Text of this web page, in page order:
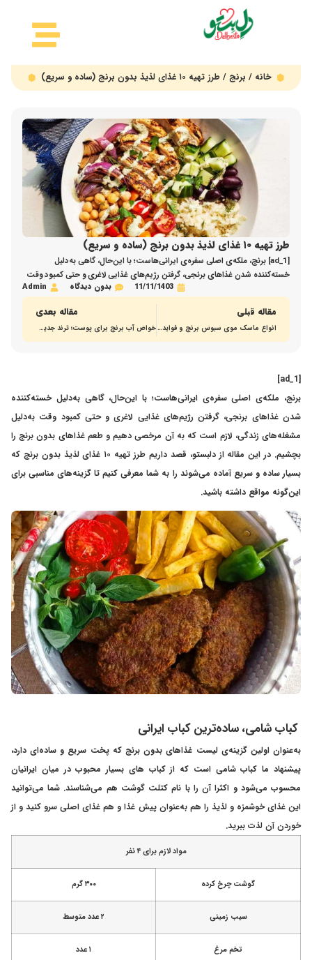
خانه / برنج / طرز تهیه ۱۰ غذای لذیذ بدون برنج (ساده و سریع)
طرز تهیه ۱۰ غذای لذیذ بدون برنج (ساده و سریع)
[ad_1] برنج، ملکه‌ی اصلی سفره‌ی ایرانی‌هاست؛ با این‌حال، گاهی به‌دلیل
خسته‌کننده شدن غذاهای برنجی، گرفتن رژیم‌های غذایی لاغری و حتی کمبود وقت
به‌دلیل مشغله‌های زندگی، لازم است که به آن مرخصی دهیم و طعم غذاهای بدون
برنج که بسیار...
11/11/1403 بدون دیدگاه Admin
مقاله قبلی
انواع ماسک موی سبوس برنج و فواید استفاده از آن‌ها
مقاله بعدی
خواص آب برنج برای پوست؛ ترند جدید برای داشتن پوست درخشان
[ad_1]
برنج، ملکه‌ی اصلی سفره‌ی ایرانی‌هاست؛ با این‌حال، گاهی به‌دلیل خسته‌کننده
شدن غذاهای برنجی، گرفتن رژیم‌های غذایی لاغری و حتی کمبود وقت به‌دلیل
مشغله‌های زندگی، لازم است که به آن مرخصی دهیم و طعم غذاهای بدون برنج را
بچشیم. در این مقاله از دلبستو، قصد داریم طرز تهیه ۱۰ غذای لذیذ بدون برنج که
بسیار ساده و سریع آماده می‌شوند را به شما معرفی کنیم تا گزینه‌های مناسبی برای
این‌گونه مواقع داشته باشید.
کباب شامی، ساده‌ترین کباب ایرانی
به‌عنوان اولین گزینه‌ی لیست غذاهای بدون برنج که پخت سریع و ساده‌ای دارد،
پیشنهاد ما کباب شامی است که از کباب های بسیار محبوب در میان ایرانیان
محسوب می‌شود و اکثرا آن را با نام کتلت گوشت هم می‌شناسند. شما می‌توانید
این غذای خوشمزه و لذیذ را هم به‌عنوان پیش غذا و هم غذای اصلی سرو کنید و از
خوردن آن لذت ببرید.
مواد لازم برای ۴ نفر
گوشت چرخ کرده ۳۰۰ گرم
سیب زمینی ۲ عدد متوسط
تخم مرغ ۱ عدد